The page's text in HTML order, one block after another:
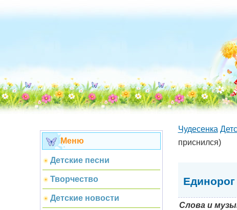
Меню
Детские песни
Творчество
Детские новости
Чудесенка
приснился)
Слова и